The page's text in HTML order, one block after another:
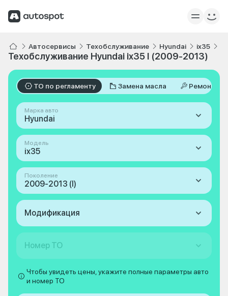
Автосервисы Техобслуживание Hyundai ix35
Техобслуживание Hyundai ix35 I (2009-2013)
ТО по регламенту Замена масла Ремонт
Марка авто
Hyundai
Модель
ix35
Поколение
2009-2013 (I)
Модификация
Номер ТО
Чтобы увидеть цены, укажите полные параметры авто
и номер ТО